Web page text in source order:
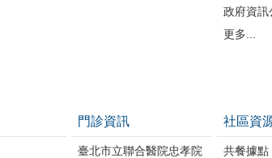
政府資訊
更多...
門診資訊
臺北市立聯合醫院忠孝院
社區資
共餐據點